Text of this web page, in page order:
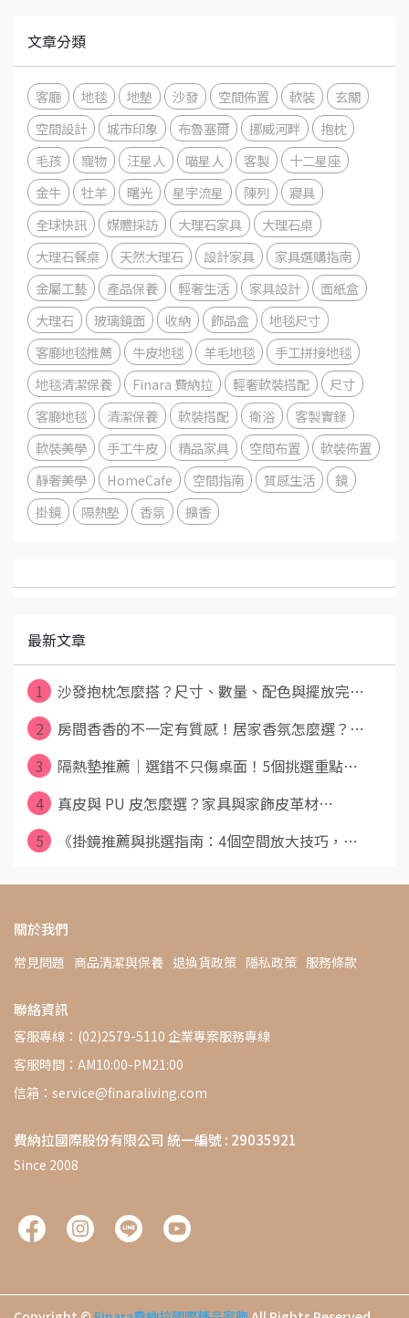
文章分類
客廳 地毯 地墊 沙發 空間佈置 軟裝
玄關
空間設計
城市印象 布魯塞爾 挪威河畔
抱枕
毛孩
寵物 汪星人 喵星人 客製
十二星座
金牛
牡羊 曙光 星宇流星 陳列
寢具
全球快訊
媒體採訪 大理石家具
大理石桌
大理石餐桌
天然大理石 設計家具
家具選購指南
金屬工藝
產品保養 輕奢生活 家具設計
面紙盒
大理石
玻璃鏡面 收納 飾品盒
地毯尺寸
客廳地毯推薦
牛皮地毯 羊毛地毯
手工拼接地毯
地毯清潔保養
Finara 費納拉 輕奢軟裝搭配
尺寸
客廳地毯
清潔保養 軟裝搭配 衛浴
客製實錄
軟裝美學
手工牛皮 精品家具 空間布置
軟裝佈置
靜奢美學
HomeCafe 空間指南 質感生活
鏡
掛鏡
隔熱墊 香氛 擴香
最新文章
1
沙發抱枕怎麼搭？尺寸、數量、配色與擺放完⋯
2
房間香香的不一定有質感！居家香氛怎麼選？⋯
3
隔熱墊推薦｜選錯不只傷桌面！5個挑選重點⋯
4
真皮與 PU 皮怎麼選？家具與家飾皮革材⋯
5
《掛鏡推薦與挑選指南：4個空間放大技巧，⋯
關於我們
常見問題 商品清潔與保養 退換貨政策 隱私政策 服務條款
聯絡資訊
客服專線：(02)2579-5110 企業專案服務專線
客服時間：AM10:00-PM21:00
信箱：service@finaraliving.com
費納拉國際股份有限公司 統一編號 : 29035921
Since 2008